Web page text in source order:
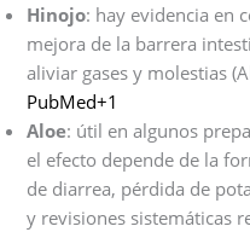
Hinojo: hay evidencia en
mejora de la barrera
aliviar gases y molestias
PubMed+1
Aloe: útil en algunos
el efecto depende de la
de diarrea, pérdida de
y revisiones sistemáticas